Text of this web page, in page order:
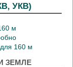
УКВ)
м
160 м
ЗЕМЛЕ